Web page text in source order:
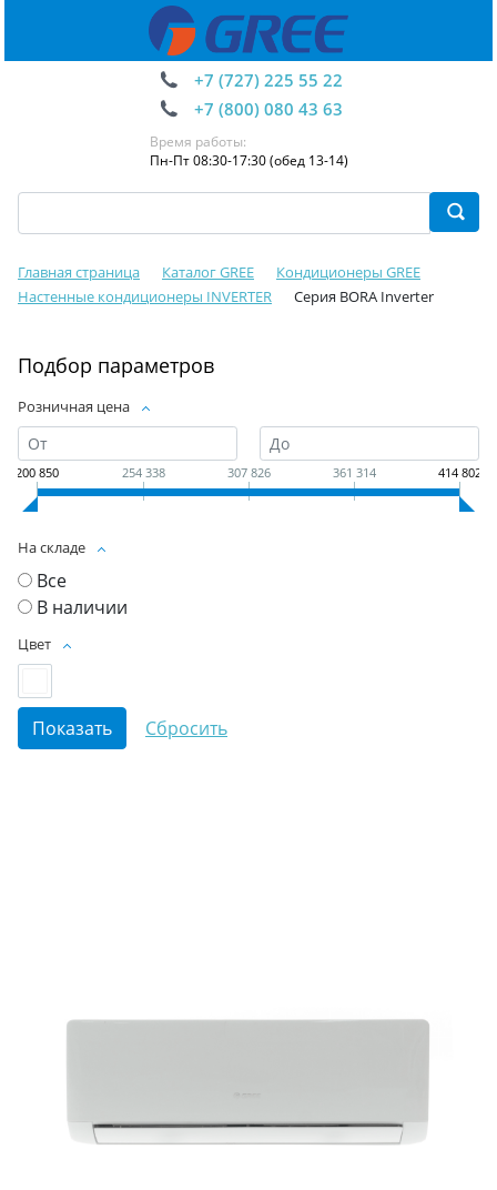
+7 (727) 225 55 22
+7 (800) 080 43 63
Время работы:
Пн-Пт 08:30-17:30 (обед 13-14)
Главная страница Каталог GREE
Кондиционеры GREE
Настенные кондиционеры INVERTER
Серия BORA Inverter
Подбор параметров
Розничная цена
200 850 254 338 307 826 361 314 414 802
На складе
Все
В наличии
Цвет